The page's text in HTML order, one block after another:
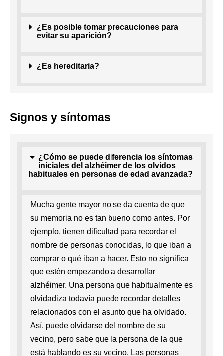
¿Es posible tomar precauciones para
evitar su aparición?
¿Es hereditaria?
Signos y síntomas
¿Cómo se puede diferencia los síntomas
iniciales del alzhéimer de los olvidos
habituales en personas de edad avanzada?
Mucha gente mayor no se da cuenta de que
su memoria no es tan bueno como antes. Por
ejemplo, tienen dificultad para recordar el
nombre de personas conocidas, lo que iban a
comprar o qué iban a hacer. Esto no significa
que estén empezando a desarrollar
alzhéimer. Una persona que habitualmente es
olvidadiza todavía puede recordar detalles
relacionados con el asunto que ha olvidado.
Así, puede olvidarse del nombre de su
vecino, pero sabe que la persona de la que
está hablando es su vecino. Las personas